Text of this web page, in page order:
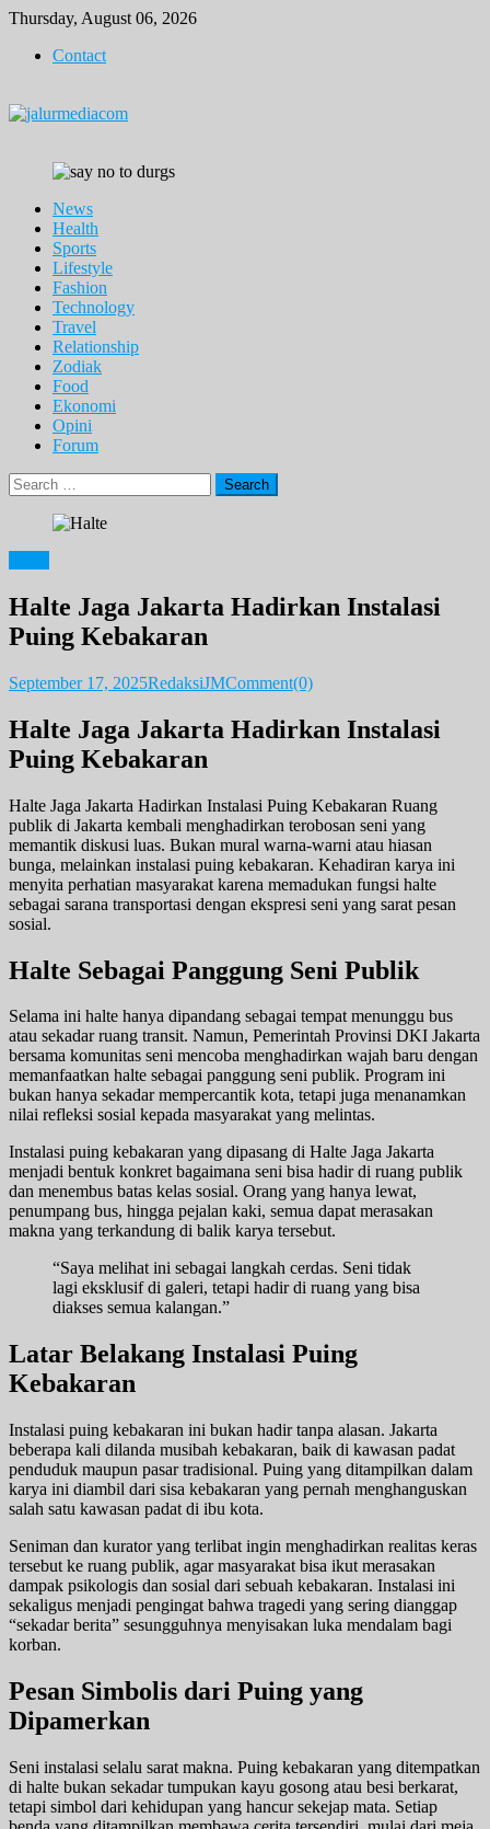
Skip
content
Thursday, August 06, 2026
Contact
News
Health
Sports
Lifestyle
Fashion
Technology
Travel
Relationship
Zodiak
Food
Ekonomi
Opini
Forum
Search
for:
Halte Jaga Jakarta Hadirkan Instalasi
Puing Kebakaran
September 17, 2025RedaksiJMComment(0)
Halte Jaga Jakarta Hadirkan Instalasi
Puing Kebakaran
Halte Jaga Jakarta Hadirkan Instalasi Puing Kebakaran Ruang
publik di Jakarta kembali menghadirkan terobosan seni yang
memantik diskusi luas. Bukan mural warna-warni atau hiasan
bunga, melainkan instalasi puing kebakaran. Kehadiran karya ini
menyita perhatian masyarakat karena memadukan fungsi halte
sebagai sarana transportasi dengan ekspresi seni yang sarat pesan
sosial.
Halte Sebagai Panggung Seni Publik
Selama ini halte hanya dipandang sebagai tempat menunggu bus
atau sekadar ruang transit. Namun, Pemerintah Provinsi DKI Jakarta
bersama komunitas seni mencoba menghadirkan wajah baru dengan
memanfaatkan halte sebagai panggung seni publik. Program ini
bukan hanya sekadar mempercantik kota, tetapi juga menanamkan
nilai refleksi sosial kepada masyarakat yang melintas.
Instalasi puing kebakaran yang dipasang di Halte Jaga Jakarta
menjadi bentuk konkret bagaimana seni bisa hadir di ruang publik
dan menembus batas kelas sosial. Orang yang hanya lewat,
penumpang bus, hingga pejalan kaki, semua dapat merasakan
makna yang terkandung di balik karya tersebut.
“Saya melihat ini sebagai langkah cerdas. Seni tidak
lagi eksklusif di galeri, tetapi hadir di ruang yang bisa
diakses semua kalangan.”
Latar Belakang Instalasi Puing
Kebakaran
Instalasi puing kebakaran ini bukan hadir tanpa alasan. Jakarta
beberapa kali dilanda musibah kebakaran, baik di kawasan padat
penduduk maupun pasar tradisional. Puing yang ditampilkan dalam
karya ini diambil dari sisa kebakaran yang pernah menghanguskan
salah satu kawasan padat di ibu kota.
Seniman dan kurator yang terlibat ingin menghadirkan realitas keras
tersebut ke ruang publik, agar masyarakat bisa ikut merasakan
dampak psikologis dan sosial dari sebuah kebakaran. Instalasi ini
sekaligus menjadi pengingat bahwa tragedi yang sering dianggap
“sekadar berita” sesungguhnya menyisakan luka mendalam bagi
korban.
Pesan Simbolis dari Puing yang
Dipamerkan
Seni instalasi selalu sarat makna. Puing kebakaran yang ditempatkan
di halte bukan sekadar tumpukan kayu gosong atau besi berkarat,
tetapi simbol dari kehidupan yang hancur sekejap mata. Setiap